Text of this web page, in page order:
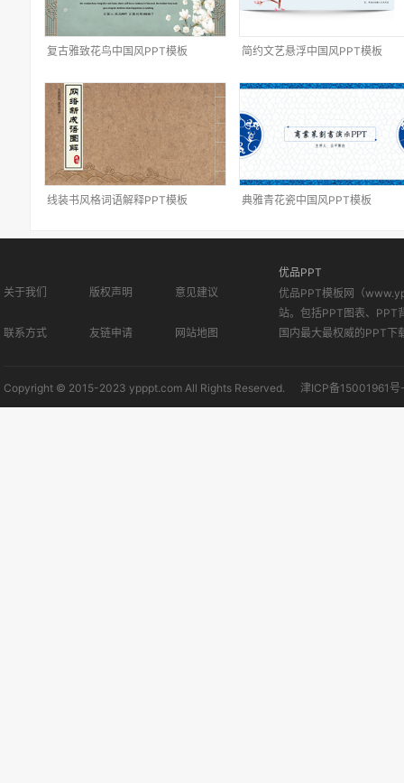
复古雅致花鸟中国风PPT模板 简约文艺悬浮中国风PPT模板
线装书风格词语解释PPT模板 典雅青花瓷中国风PPT模板
关于我们 版权声明 意见建议
联系方式 友链申请 网站地图
优品PPT
优品PPT模板网（
站。包括PPT图表、PPT
国内最大最权威的PPT下
Copyright © 2015-2023 ypppt.com All Rights Reserved. 津ICP备15001961号